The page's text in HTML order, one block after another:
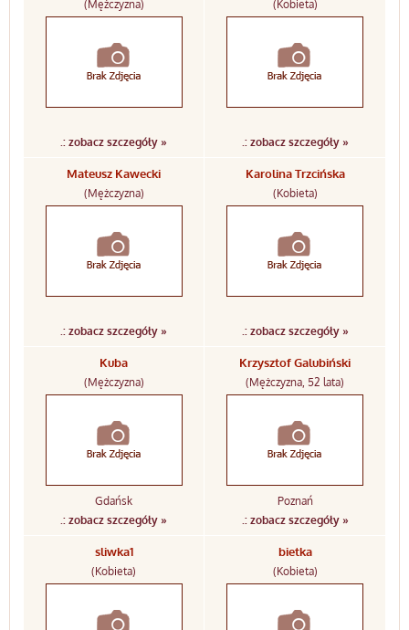
(Mężczyzna)
.: zobacz szczegóły »
(Kobieta)
.: zobacz szczegóły »
Mateusz Kawecki
(Mężczyzna)
.: zobacz szczegóły »
Karolina Trzcińska
(Kobieta)
.: zobacz szczegóły »
Kuba
(Mężczyzna)
Gdańsk
.: zobacz szczegóły »
Krzysztof Galubiński
(Mężczyzna, 52 lata)
Poznań
.: zobacz szczegóły »
sliwka1
(Kobieta)
bietka
(Kobieta)